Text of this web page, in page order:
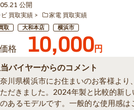
公開
ビ 買取実績 家電 買取実績
取 大和本店 横浜市
格 10,000円
バイヤーからのコメント
川県横浜市にお住まいのお客様より
だきました。2024年製と比較的新
あるモデルです。一般的な使用感